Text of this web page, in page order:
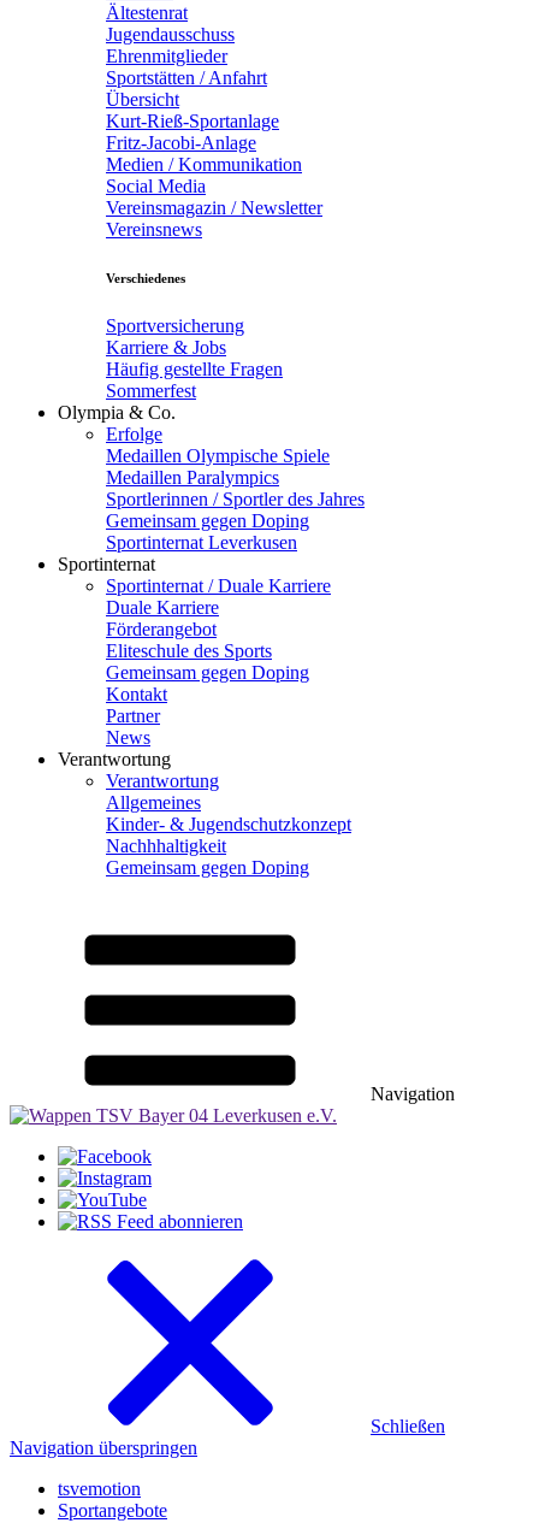
Ältestenrat
Jugendausschuss
Ehrenmitglieder
Sportstätten / Anfahrt
Übersicht
Kurt-Rieß-Sportanlage
Fritz-Jacobi-Anlage
Medien / Kommunikation
Social Media
Vereinsmagazin / Newsletter
Vereinsnews
Verschiedenes
Sportversicherung
Karriere & Jobs
Häufig gestellte Fragen
Sommerfest
Olympia & Co.
Erfolge
Medaillen Olympische Spiele
Medaillen Paralympics
Sportlerinnen / Sportler des Jahres
Gemeinsam gegen Doping
Sportinternat Leverkusen
Sportinternat
Sportinternat / Duale Karriere
Duale Karriere
Förderangebot
Eliteschule des Sports
Gemeinsam gegen Doping
Kontakt
Partner
News
Verantwortung
Verantwortung
Allgemeines
Kinder- & Jugendschutzkonzept
Nachhhaltigkeit
Gemeinsam gegen Doping
Navigation
Schließen
Navigation überspringen
tsvemotion
Sportangebote